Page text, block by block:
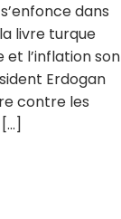
dans
livre turque
l’inflation son
Erdogan
contre les